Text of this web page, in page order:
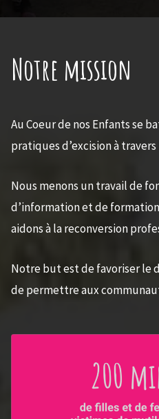
Notre mission
Au Coeur de nos Enfants se
pratiques d’excision à
Nous menons un travail de
d’information et de
aidons à la reconversion
Notre but est de favoriser le
de permettre aux